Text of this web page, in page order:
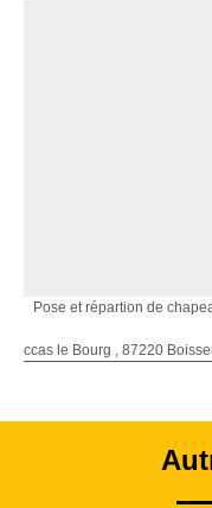
Pose et répartion de
ccas le Bourg , 87220